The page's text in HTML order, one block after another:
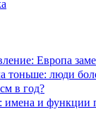
Европа
тоньше: люди
в год?
и функции